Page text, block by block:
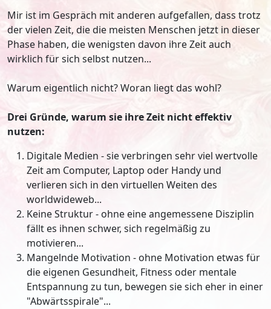
Mir ist im Gespräch mit anderen aufgefallen, dass trotz
der vielen Zeit, die die meisten Menschen jetzt in dieser
Phase haben, die wenigsten davon ihre Zeit auch
wirklich für sich selbst nutzen...
Warum eigentlich nicht? Woran liegt das wohl?
Drei Gründe, warum sie ihre Zeit nicht effektiv
nutzen:
Digitale Medien - sie verbringen sehr viel wertvolle
Zeit am Computer, Laptop oder Handy und
verlieren sich in den virtuellen Weiten des
worldwideweb...
Keine Struktur - ohne eine angemessene Disziplin
fällt es ihnen schwer, sich regelmäßig zu
motivieren...
Mangelnde Motivation - ohne Motivation etwas für
die eigenen Gesundheit, Fitness oder mentale
Entspannung zu tun, bewegen sie sich eher in einer
"Abwärtsspirale"...